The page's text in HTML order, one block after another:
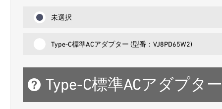
未選択
Type-C標準ACアダプター (型番：VJ8PD65W2)
Type-C標準ACアダプタ